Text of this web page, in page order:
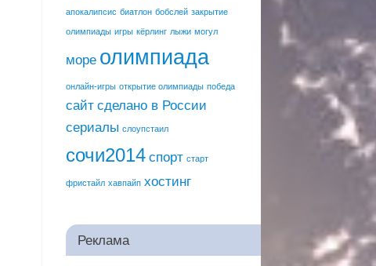
апокалипсис биатлон бобслей закрытие
олимпиады игры кёрлинг лыжи могул
море олимпиада
онлайн-игры открытие олимпиады победа
сайт сделано в России
сериалы слоупстаил
сочи2014 спорт старт
фристайл хавпайп хостинг
Реклама